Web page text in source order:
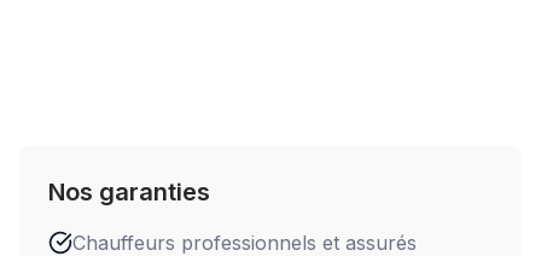
Nos garanties
Chauffeurs professionnels et assurés